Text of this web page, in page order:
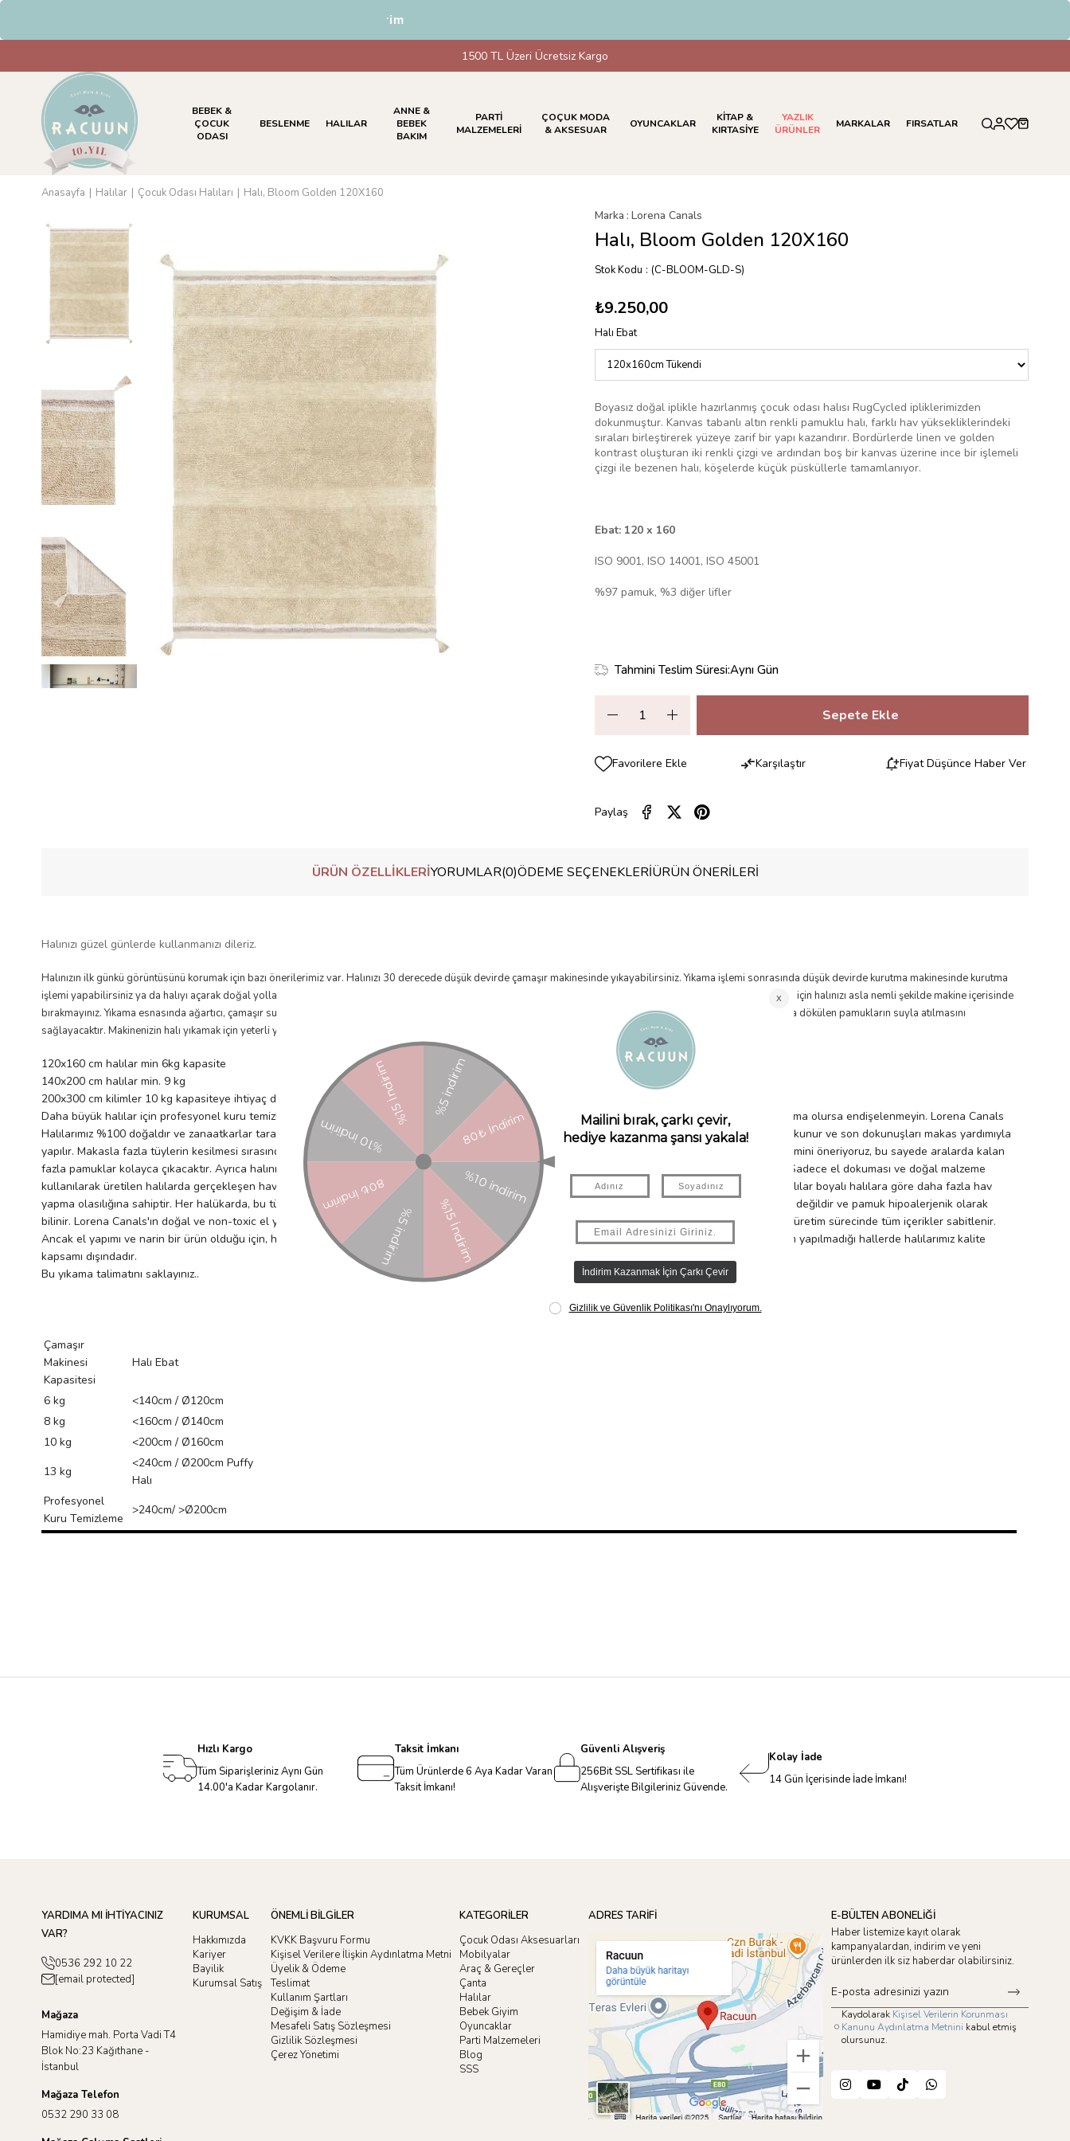
1500 TL Üzeri Ücretsiz Kargo
BEBEK &
ÇOCUK
ODASI
BESLENME HALILAR
ANNE &
BEBEK
BAKIM
PARTİ
MALZEMELERİ
ÇOÇUK MODA
& AKSESUAR
OYUNCAKLAR
KİTAP &
KIRTASİYE
YAZLIK
ÜRÜNLER
MARKALAR FIRSATLAR
Anasayfa Halılar Çocuk Odası Halıları Halı, Bloom Golden 120X160
Marka : Lorena Canals
Halı, Bloom Golden 120X160
Stok Kodu (C-BLOOM-GLD-S)
₺9.250,00
Halı Ebat
Boyasız doğal iplikle hazırlanmış çocuk odası halısı RugCycled ipliklerimizden
dokunmuştur. Kanvas tabanlı altın renkli pamuklu halı, farklı hav yüksekliklerindeki
sıraları birleştirerek yüzeye zarif bir yapı kazandırır. Bordürlerde linen ve golden
kontrast oluşturan iki renkli çizgi ve ardından boş bir kanvas üzerine ince bir işlemeli
çizgi ile bezenen halı, köşelerde küçük püsküllerle tamamlanıyor.
Ebat: 120 x 160
ISO 9001, ISO 14001, ISO 45001
%97 pamuk, %3 diğer lifler
Tahmini Teslim Süresi:Aynı Gün
Favorilere Ekle Karşılaştır Fiyat Düşünce Haber Ver
Paylaş
ÜRÜN ÖZELLIKLERIYORUMLAR(0)ÖDEME SEÇENEKLERIÜRÜN ÖNERILERI
Halınızı güzel günlerde kullanmanızı dileriz.
Halınızın ilk günkü görüntüsünü korumak için bazı önerilerimiz var. Halınızı 30 derecede düşük devirde çamaşır makinesinde yıkayabilirsiniz. Yıkama işlemi sonrasında düşük devirde kurutma makinesinde kurutma
işlemi yapabilirsiniz ya da halıyı açarak doğal yollarla kurutmaya bırakabilirsiniz. Ancak direk güneş altında bırakılmamalıdır. Nem, renk akmasına sebep olabileceği için halınızı asla nemli şekilde makine içerisinde
bırakmayınız. Yıkama esnasında ağartıcı, çamaşır suyu katkılı deterjan kullanmaktan sakınınız. Pamuklu yüzeyi dışarda tutarak makineye yerleştirmek yıkama sırasında dökülen pamukların suyla atılmasını
sağlayacaktır. Makinenizin halı yıkamak için yeterli yer kapasitesi olduğundan emin olunuz.
120x160 cm halılar min 6kg kapasite
140x200 cm halılar min. 9 kg
200x300 cm kilimler 10 kg kapasiteye ihtiyaç duyar.
Daha büyük halılar için profesyonel kuru temizlemeden destek alınız. Halılarımız kalite standartları gereği yıkanarak paketleniyor. Halınızda pamuklanma olursa endişelenmeyin. Lorena Canals
Halılarımız %100 doğaldır ve zanaatkarlar tarafından tamamen elde üretilmektedir, bu nedenle hav dökülmesi normal bir süreçtir. Her bir halı elde dokunur ve son dokunuşları makas yardımıyla
yapılır. Makasla fazla tüylerin kesilmesi sırasında, dokuma aralarında artan küçük pamuk iplikler kalabilir. Havı önleyebilmek için, kuru fırçalama yöntemini öneriyoruz, bu sayede aralarda kalan
fazla pamuklar kolayca çıkacaktır. Ayrıca halınızı kullanmaya başladığınız ilk haftalarda elektrikli süpürge ile sık sık temizlemeniz de yararlı olacaktır. Sadece el dokuması ve doğal malzeme
kullanılarak üretilen halılarda gerçekleşen hav dökülme süreci tamamen normaldir, zamanlaması halıdan halıya farklılık gösterebilir. Naturel renkli halılar boyalı halılara göre daha fazla hav
yapma olasılığına sahiptir. Her halükarda, bu tüylerin herhangi bir sağlık sorununa neden olmayacağından emin olabilirsiniz. Doğal pamuk ipliği toksik değildir ve pamuk hipoalerjenik olarak
bilinir. Lorena Canals'ın doğal ve non-toxic el yapımı boyalar kullandığını hatırlatmak isteriz. Halınız yıkamadan sonra rengini kaybetmeyecektir çünkü üretim sürecinde tüm içerikler sabitlenir.
Ancak el yapımı ve narin bir ürün olduğu için, her doğal pamuk tekstil ürünü gibi özel bakıma gerek duyar. Kullanma talimatına uygun yıkama ve bakım yapılmadığı hallerde halılarımız kalite
kapsamı dışındadır.
Bu yıkama talimatını saklayınız..
Çamaşır
Makinesi
Kapasitesi
Halı Ebat
6 kg
<140cm / Ø120cm
8 kg
<160cm / Ø140cm
10 kg
<200cm / Ø160cm
13 kg
<240cm / Ø200cm Puffy
Halı
Profesyonel
Kuru Temizleme
>240cm/ >Ø200cm
Hızlı Kargo
Tüm Siparişleriniz Aynı Gün
14.00'a Kadar Kargolanır.
Taksit İmkanı
Tüm Ürünlerde 6 Aya Kadar Varan
Taksit İmkanı!
Güvenli Alışveriş
256Bit SSL Sertifikası ile
Alışverişte Bilgileriniz Güvende.
Kolay İade
14 Gün İçerisinde İade İmkanı!
YARDIMA MI İHTİYACINIZ
VAR?
0536 292 10 22
[email protected]
Mağaza
Hamidiye mah. Porta Vadi T4
Blok No:23 Kağıthane -
İstanbul
Mağaza Telefon
0532 290 33 08
KURUMSAL
Hakkımızda
Kariyer
Bayilik
Kurumsal Satış
ÖNEMLİ BİLGİLER
KVKK Başvuru Formu
Kişisel Verilere İlişkin Aydınlatma Metni
Üyelik & Ödeme
Teslimat
Kullanım Şartları
Değişim & İade
Mesafeli Satış Sözleşmesi
Gizlilik Sözleşmesi
Çerez Yönetimi
KATEGORİLER
Çocuk Odası Aksesuarları
Mobilyalar
Araç & Gereçler
Çanta
Halılar
Bebek Giyim
Oyuncaklar
Parti Malzemeleri
Blog
SSS
ADRES TARİFİ
E-BÜLTEN ABONELİĞİ
Haber listemize kayıt olarak
kampanyalardan, indirim ve yeni
ürünlerden ilk siz haberdar olabilirsiniz.
Kaydolarak Kişisel Verilerin Korunması
Kanunu Aydınlatma Metnini kabul etmiş
olursunuz.